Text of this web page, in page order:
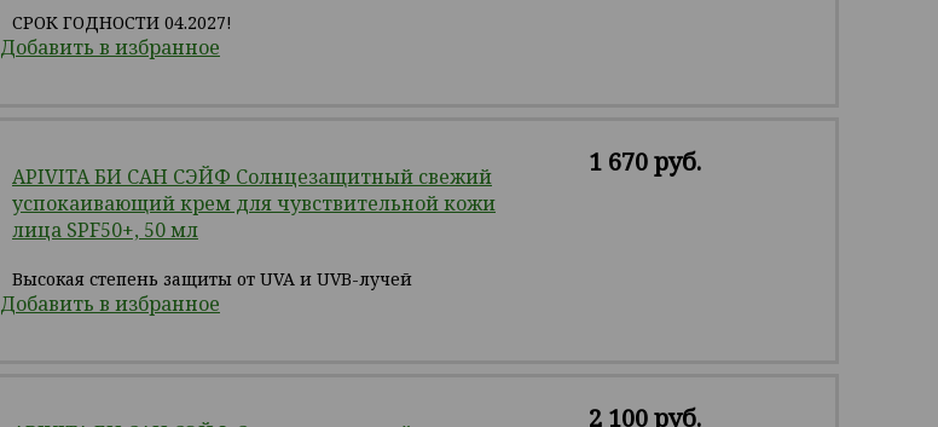
СРОК ГОДНОСТИ 04.2027!
Добавить в избранное
APIVITA БИ САН СЭЙФ Солнцезащитный свежий
успокаивающий крем для чувствительной кожи
лица SPF50+, 50 мл
Высокая степень защиты от UVA и UVB-лучей
Добавить в избранное
1 670 руб.
2 100 руб.